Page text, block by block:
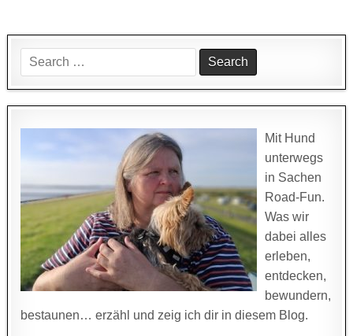
Search
for:
Mit Hund
unterwegs
in Sachen
Road-Fun.
Was wir
dabei alles
erleben,
entdecken,
bewundern,
bestaunen… erzähl und zeig ich dir in diesem Blog.